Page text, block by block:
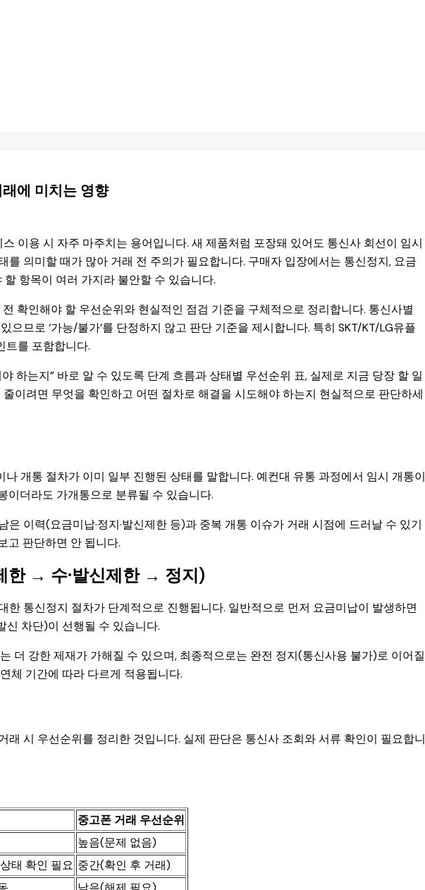
에 미치는 영향
이용 시 자주 마주치는 용어입니다. 새 제품처럼 포장돼 있어도 통신사 회선이 임시
를 의미할 때가 많아 거래 전 주의가 필요합니다. 구매자 입장에서는 통신정지, 요금
항목이 여러 가지라 불안할 수 있습니다.
확인해야 할 우선순위와 현실적인 점검 기준을 구체적으로 정리합니다. 통신사별
으므로 ‘가능/불가’를 단정하지 않고 판단 기준을 제시합니다. 특히 SKT/KT/LG유플
트를 포함합니다.
하는지” 바로 알 수 있도록 단계 흐름과 상태별 우선순위 표, 실제로 지금 당장 할 일
이려면 무엇을 확인하고 어떤 절차로 해결을 시도해야 하는지 현실적으로 판단하세
개통 절차가 이미 일부 진행된 상태를 말합니다. 예컨대 유통 과정에서 임시 개통이
이더라도 가개통으로 분류될 수 있습니다.
이력(요금미납·정지·발신제한 등)과 중복 개통 이슈가 거래 시점에 드러날 수 있기
고 판단하면 안 됩니다.
한 → 수·발신제한 → 정지)
한 통신정지 절차가 단계적으로 진행됩니다. 일반적으로 먼저 요금미납이 발생하면
신 차단)이 선행될 수 있습니다.
더 강한 제재가 가해질 수 있으며, 최종적으로는 완전 정지(통신사용 불가)로 이어질
체 기간에 따라 다르게 적용됩니다.
래 시 우선순위를 정리한 것입니다. 실제 판단은 통신사 조회와 서류 확인이 필요합니
중고폰 거래 우선순위
높음(문제 없음)
태 확인 필요 중간(확인 후 거래)